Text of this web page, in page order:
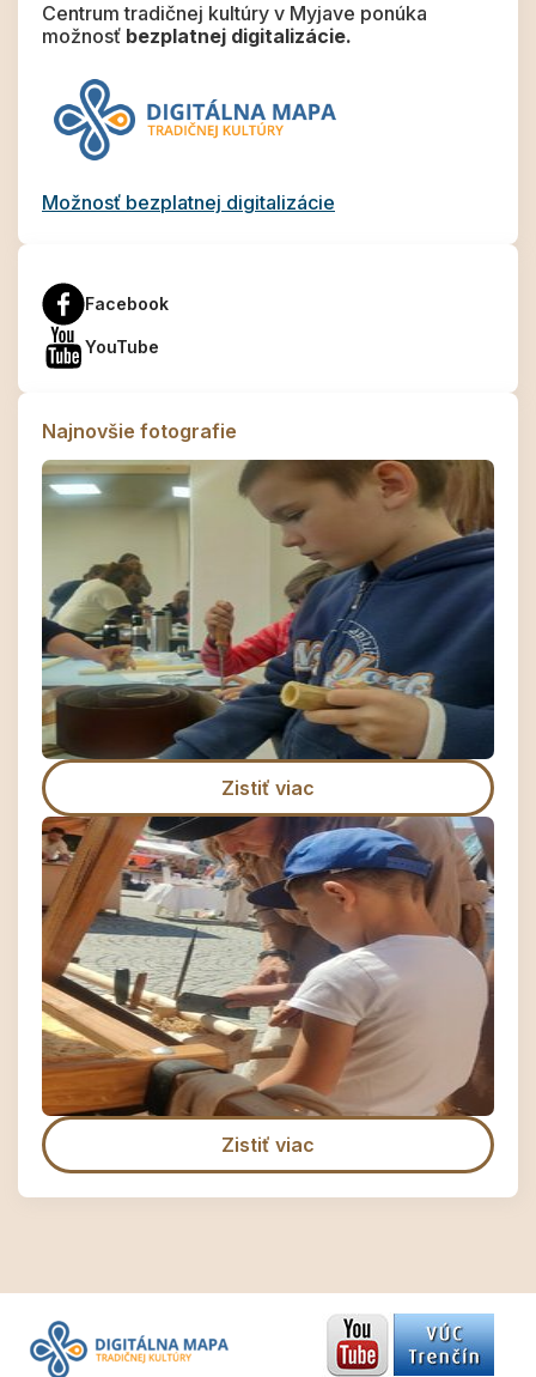
Centrum tradičnej kultúry v Myjave ponúka
možnosť bezplatnej digitalizácie.
Možnosť bezplatnej digitalizácie
Facebook
YouTube
Najnovšie fotografie
Zistiť viac
Zistiť viac